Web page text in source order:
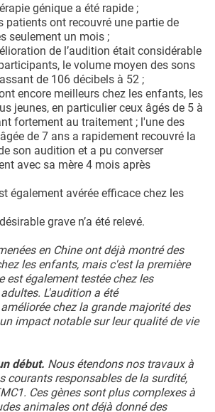
génique a été rapide ;
patients ont recouvré une partie de
seulement un mois ;
de l’audition était considérable
le volume moyen des sons
de 106 décibels à 52 ;
encore meilleurs chez les enfants, les
jeunes, en particulier ceux âgés de 5 à
fortement au traitement ; l'une des
de 7 ans a rapidement recouvré la
son audition et a pu converser
avec sa mère 4 mois après
également avérée efficace chez les
grave n’a été relevé.
en Chine ont déjà montré des
les enfants, mais c'est la première
est également testée chez les
L'audition a été
chez la grande majorité des
impact notable sur leur qualité de vie
début. Nous étendons nos travaux à
courants responsables de la surdité,
Ces gènes sont plus complexes à
animales ont déjà donné des